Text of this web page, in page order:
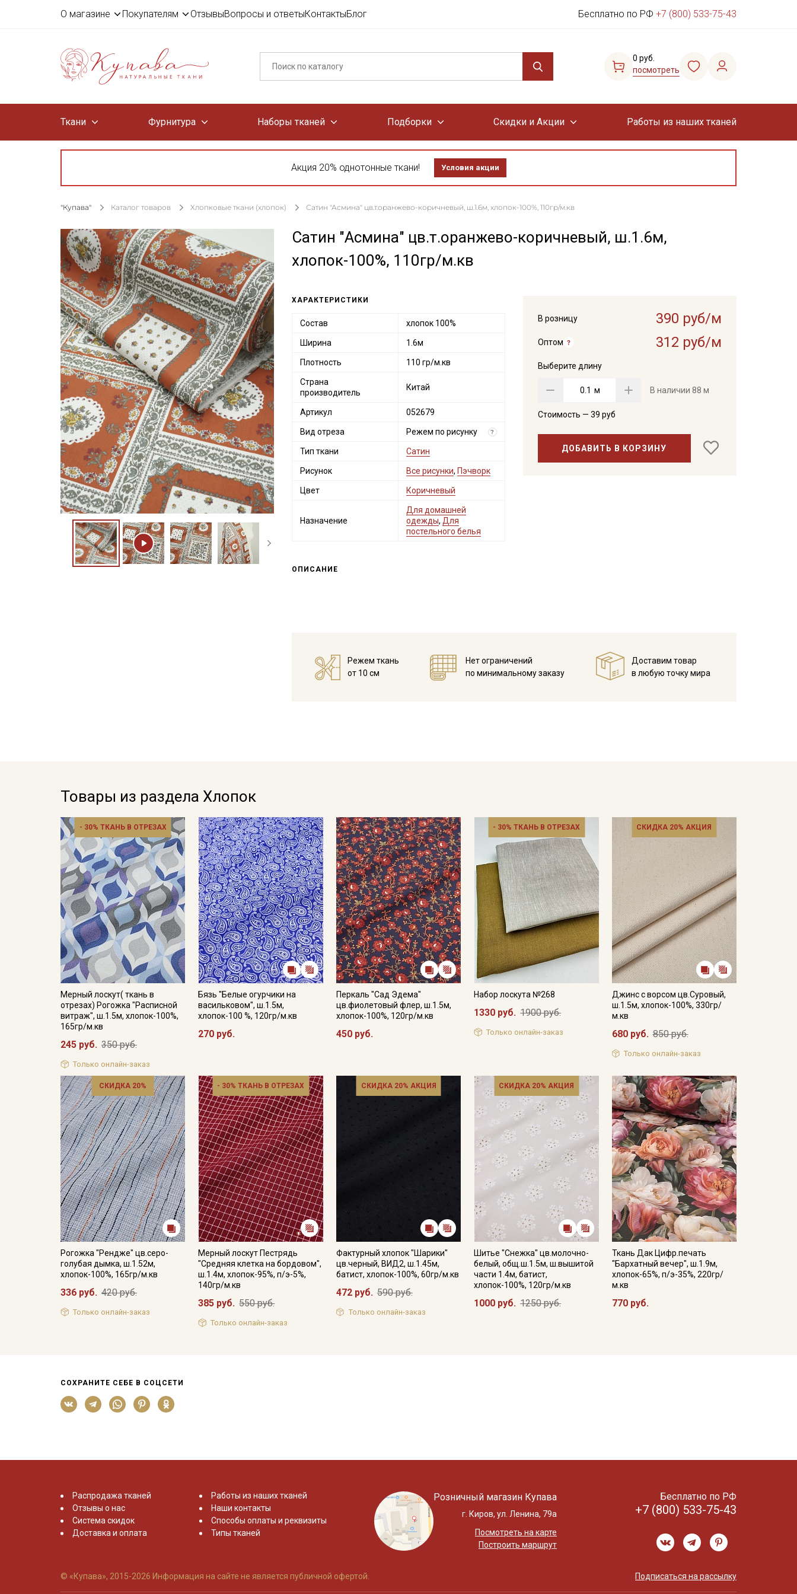
О магазине Покупателям ОтзывыВопросы и ответыКонтактыБлог Бесплатно по РФ +7 (800) 533-75-43
0 руб.
посмотреть
Ткани Фурнитура Наборы тканей Подборки Скидки и Акции Работы из наших тканей
Акция 20% однотонные ткани! Условия акции
"Купава" Каталог товаров Хлопковые ткани (хлопок) Сатин "Асмина" цв.т.оранжево-коричневый, ш.1.6м, хлопок-100%, 110гр/м.кв
Сатин "Асмина" цв.т.оранжево-коричневый, ш.1.6м,
хлопок-100%, 110гр/м.кв
В розницу 390 руб/м
Оптом 312 руб/м
Выберите длину
м В наличии 88 м
Стоимость — 39 руб
ДОБАВИТЬ В КОРЗИНУ
ХАРАКТЕРИСТИКИ
Состав хлопок 100%
Ширина 1.6м
Плотность 110 гр/м.кв
Страна
производитель
Китай
Артикул 052679
Вид отреза Режем по рисунку ?
Тип ткани Сатин
Рисунок Все рисунки, Пэчворк
Цвет Коричневый
Назначение
Для домашней
одежды, Для
постельного белья
ОПИСАНИЕ
Режем ткань
от 10 см
Нет ограничений
по минимальному заказу
Доставим товар
в любую точку мира
Товары из раздела Хлопок
- 30% ТКАНЬ В ОТРЕЗАХ
Мерный лоскут( ткань в
отрезах) Рогожка "Расписной
витраж", ш.1.5м, хлопок-100%,
165гр/м.кв
245 руб. 350 руб.
Только онлайн-заказ
Бязь "Белые огурчики на
васильковом", ш.1.5м,
хлопок-100 %, 120гр/м.кв
270 руб.
Перкаль "Сад Эдема"
цв.фиолетовый флер, ш.1.5м,
хлопок-100%, 120гр/м.кв
450 руб.
- 30% ТКАНЬ В ОТРЕЗАХ
Набор лоскута №268
1330 руб. 1900 руб.
Только онлайн-заказ
СКИДКА 20% АКЦИЯ
Джинс с ворсом цв.Суровый,
ш.1.5м, хлопок-100%, 330гр/
м.кв
680 руб. 850 руб.
Только онлайн-заказ
СКИДКА 20%
Рогожка "Рендже" цв.серо-
голубая дымка, ш.1.52м,
хлопок-100%, 165гр/м.кв
336 руб. 420 руб.
Только онлайн-заказ
- 30% ТКАНЬ В ОТРЕЗАХ
Мерный лоскут Пестрядь
"Средняя клетка на бордовом",
ш.1.4м, хлопок-95%, п/э-5%,
140гр/м.кв
385 руб. 550 руб.
Только онлайн-заказ
СКИДКА 20% АКЦИЯ
Фактурный хлопок "Шарики"
цв.черный, ВИД2, ш.1.45м,
батист, хлопок-100%, 60гр/м.кв
472 руб. 590 руб.
Только онлайн-заказ
СКИДКА 20% АКЦИЯ
Шитье "Снежка" цв.молочно-
белый, общ.ш.1.5м, ш.вышитой
части 1.4м, батист,
хлопок-100%, 120гр/м.кв
1000 руб. 1250 руб.
Ткань Дак Цифр.печать
"Бархатный вечер", ш.1.9м,
хлопок-65%, п/э-35%, 220гр/
м.кв
770 руб.
СОХРАНИТЕ СЕБЕ В СОЦСЕТИ
Распродажа тканей
Отзывы о нас
Система скидок
Доставка и оплата
Работы из наших тканей
Наши контакты
Способы оплаты и реквизиты
Типы тканей
Розничный магазин Купава
г. Киров, ул. Ленина, 79а
Посмотреть на карте
Построить маршрут
Бесплатно по РФ
+7 (800) 533-75-43
© «Купава», 2015-2026 Информация на сайте не является публичной офертой. Подписаться на рассылку
Электронная почта
Подписаться
Ознакомлен(а) сПолитикой обработки персональных
данных
и даюСогласие на обработку персональных
данных
ДаюСогласие на получение рекламных и
информационных рассылок